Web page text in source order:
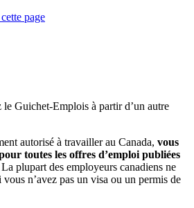
page
Guichet-Emplois à partir d’un autre
autorisé à travailler au Canada, vous
toutes les offres d’emploi publiées
La plupart des employeurs canadiens ne
n’avez pas un visa ou un permis de